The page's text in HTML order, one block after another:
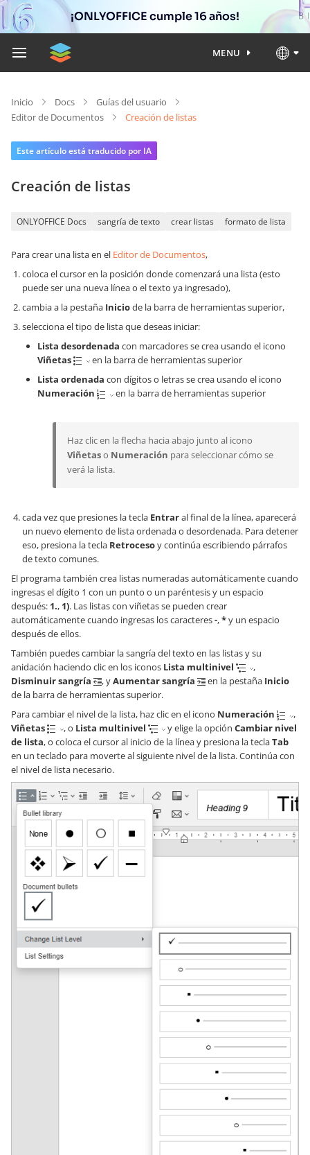
¡ONLYOFFICE cumple 16 años!
MENU
Inicio Docs
Guías del usuario
Editor de Documentos
Creación de listas
Este artículo está traducido por IA
Creación de listas
ONLYOFFICE Docs sangría de texto crear listas formato de lista
Para crear una lista en el Editor de Documentos,
coloca el cursor en la posición donde comenzará una lista (esto
puede ser una nueva línea o el texto ya ingresado),
cambia a la pestaña Iniciode la barra de herramientas superior,
selecciona el tipo de lista que deseas iniciar:
Lista desordenada con marcadores se crea usando el icono
Viñetas
en la barra de herramientas superior
Lista ordenada con dígitos o letras se crea usando el icono
Numeración
en la barra de herramientas superior
Haz clic en la flecha hacia abajo junto al icono
Viñetaso Numeración para seleccionar cómo se
verá la lista.
cada vez que presiones la tecla Entraral final de la línea, aparecerá
un nuevo elemento de lista ordenada o desordenada. Para detener
eso, presiona la tecla Retrocesoy continúa escribiendo párrafos
de texto comunes.
El programa también crea listas numeradas automáticamente cuando
ingresas el dígito 1 con un punto o un paréntesis y un espacio
después: 1., 1). Las listas con viñetas se pueden crear
automáticamente cuando ingresas los caracteres-,*y un espacio
después de ellos.
También puedes cambiar la sangría del texto en las listas y su
anidación haciendo clic en los iconos Lista multinivel
,
Disminuir sangría
, yAumentar sangría en la pestaña Inicio
de la barra de herramientas superior.
Para cambiar el nivel de la lista, haz clic en el icono Numeración
,
Viñetas
, o Lista multinivel y elige la opción Cambiar nivel
de lista, o coloca el cursor al inicio de la línea y presiona la teclaTab
en un teclado para moverte al siguiente nivel de la lista. Continúa con
el nivel de lista necesario.